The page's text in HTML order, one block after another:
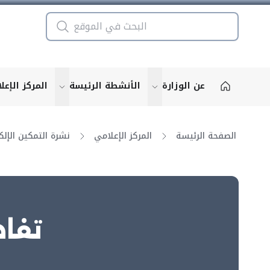
عن الوزارة show submenu for "More"
الأنشطة الرئيسة for "More"
المركز
الصفحة الرئيسة المركز الإعلامي